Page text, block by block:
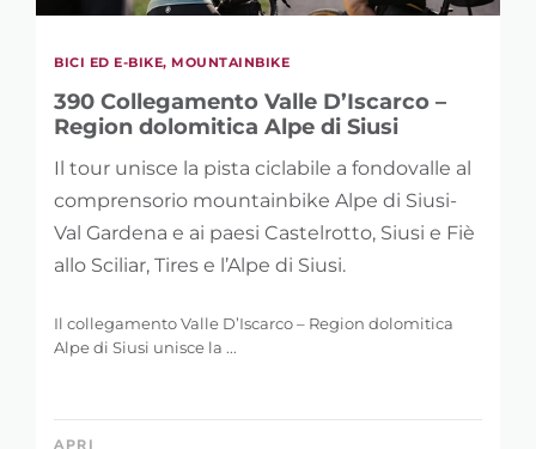
BICI ED E-BIKE, MOUNTAINBIKE
390 Collegamento Valle D’Iscarco –
Region dolomitica Alpe di Siusi
Il tour unisce la pista ciclabile a fondovalle al
comprensorio mountainbike Alpe di Siusi-
Val Gardena e ai paesi Castelrotto, Siusi e Fiè
allo Sciliar, Tires e l’Alpe di Siusi.
Il collegamento Valle D’Iscarco – Region dolomitica
Alpe di Siusi unisce la ...
APRI